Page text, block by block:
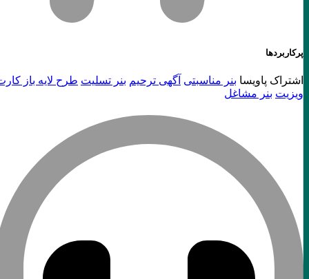
پرکاربردها
اشتراک پاویسا بنر مناسبتی آگهی ترحیم بنر تسلیت طرح لایه باز کارت
ویزیت بنر مشاغل